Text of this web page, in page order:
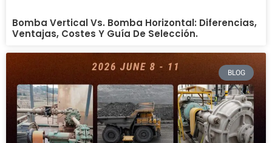
Bomba Vertical Vs. Bomba Horizontal: Diferencias,
Ventajas, Costes Y Guía De Selección.
BLOG